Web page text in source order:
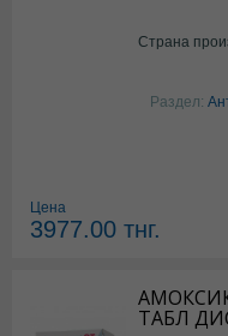
Страна
Раздел:
Цена
3977.00 тнг.
ТАБЛ